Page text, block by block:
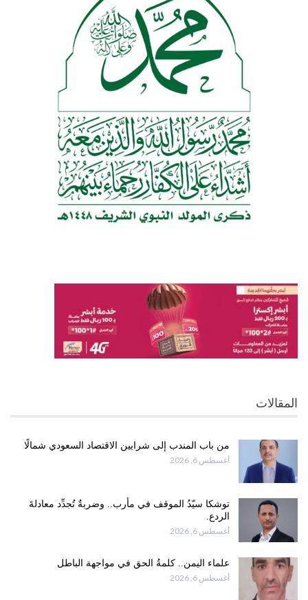
المقالات
من باب المندب إلى شرايين الاقتصاد السعودي شمالًا
أغسطس 6, 2026
توشكا سيّدُ الموقف في مأرب.. وضربةٌ تُجدِّد معادلةَ
الردع.
أغسطس 6, 2026
علماء اليمن.. كلمةُ الحق في مواجهة الباطل
أغسطس 6, 2026